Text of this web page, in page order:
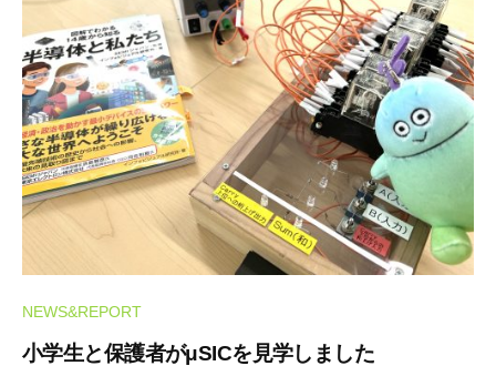
A
F
F
NEWS&REPORT
小学生と保護者がμSICを見学しました